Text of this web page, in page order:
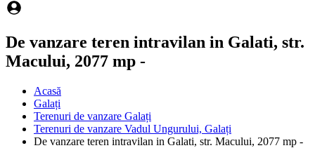
De vanzare teren intravilan in Galati, str.
Macului, 2077 mp -
Acasă
Galați
Terenuri de vanzare Galați
Terenuri de vanzare Vadul Ungurului, Galați
De vanzare teren intravilan in Galati, str. Macului, 2077 mp -